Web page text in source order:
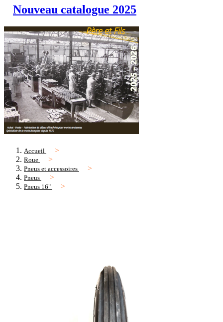
Nouveau catalogue 2025
Accueil
Roue
Pneus et accessoires
Pneus
Pneus 16"